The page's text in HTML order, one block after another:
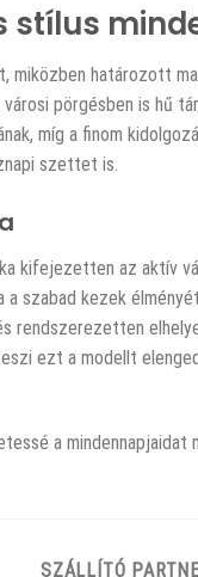
stílus
határozott
pörgésben is hű
míg a finom
szettet is.
az aktív
kezek
ezt a modellt
a mindennapjaidat
SZÁLLÍTÓ